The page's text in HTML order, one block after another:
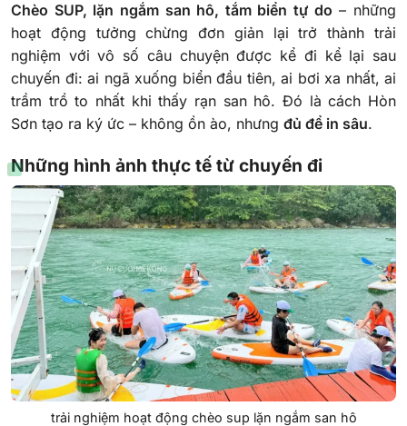
Chèo SUP, lặn ngắm san hô, tắm biển tự do – những
hoạt động tưởng chừng đơn giản lại trở thành trải
nghiệm với vô số câu chuyện được kể đi kể lại sau
chuyến đi: ai ngã xuống biển đầu tiên, ai bơi xa nhất, ai
trầm trồ to nhất khi thấy rạn san hô. Đó là cách Hòn
Sơn tạo ra ký ức – không ồn ào, nhưng đủ để in sâu.
Những hình ảnh thực tế từ chuyến đi
trải nghiệm hoạt động chèo sup lặn ngắm san hô